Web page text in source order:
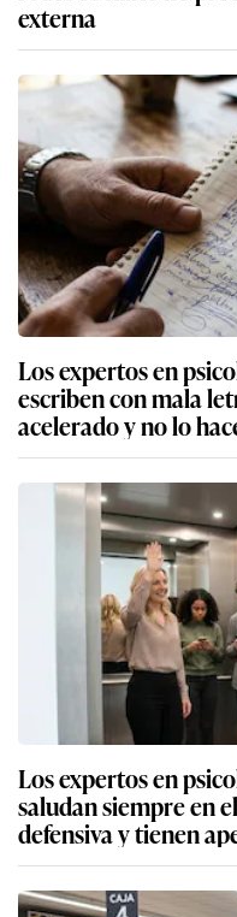
externa
Los expertos en
escriben con mala
acelerado y no lo
Los expertos en
saludan siempre en
defensiva y tienen